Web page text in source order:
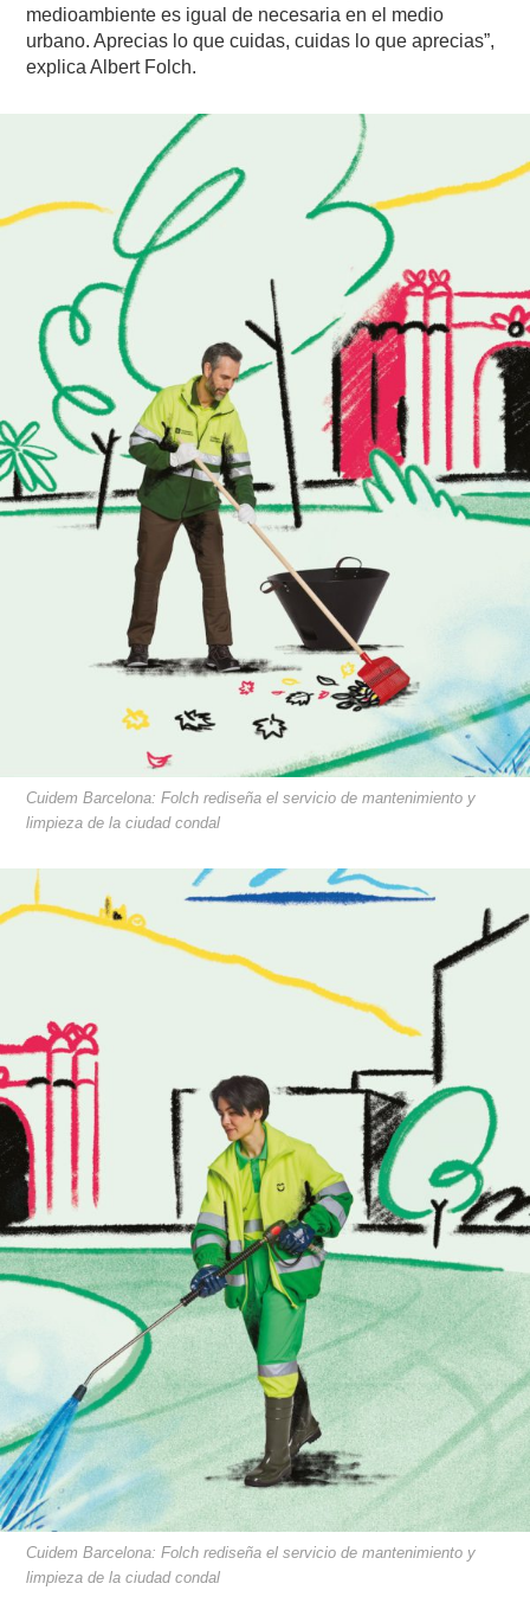
medioambiente es igual de necesaria en el medio
urbano. Aprecias lo que cuidas, cuidas lo que aprecias”,
explica Albert Folch.
Cuidem Barcelona: Folch rediseña el servicio de mantenimiento y
limpieza de la ciudad condal
Cuidem Barcelona: Folch rediseña el servicio de mantenimiento y
limpieza de la ciudad condal